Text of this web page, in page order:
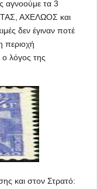
αγνοούμε τα 3
ΑΧΕΛΩΟΣ και
δεν έγιναν ποτέ
περιοχή
λόγος της
και στον Στρατό: